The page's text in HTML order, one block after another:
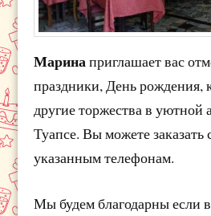
Маринаприглашает вас
праздники, День рождения,
другие торжества в уютной
Туапсе. Вы можете заказать
указанным телефонам.
Мы будем благодарны если